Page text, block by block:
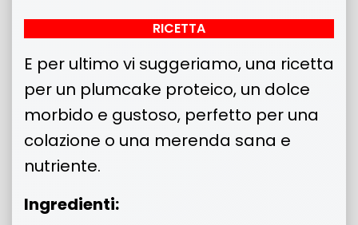
RICETTA
E per ultimo vi suggeriamo, una ricetta
per un plumcake proteico, un dolce
morbido e gustoso, perfetto per una
colazione o una merenda sana e
nutriente.
Ingredienti: